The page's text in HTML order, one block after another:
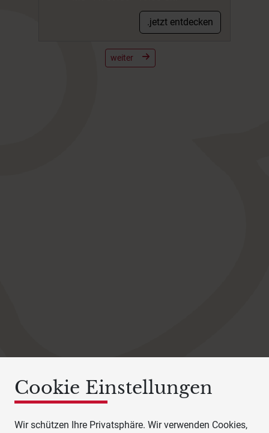
.jetzt entdecken
weiter
Cookie Einstellungen
Wir schützen Ihre Privatsphäre. Wir verwenden Cookies,